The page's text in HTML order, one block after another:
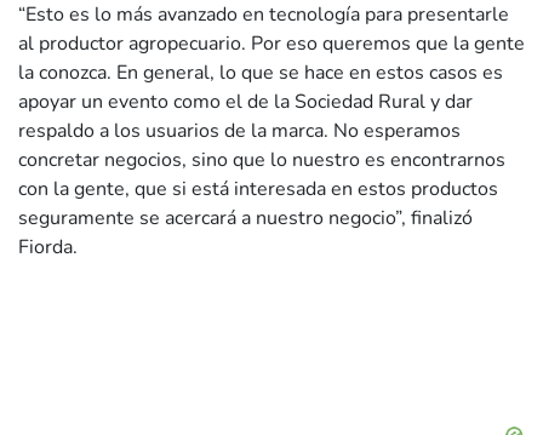
“Esto es lo más avanzado en tecnología para presentarle
al productor agropecuario. Por eso queremos que la gente
la conozca. En general, lo que se hace en estos casos es
apoyar un evento como el de la Sociedad Rural y dar
respaldo a los usuarios de la marca. No esperamos
concretar negocios, sino que lo nuestro es encontrarnos
con la gente, que si está interesada en estos productos
seguramente se acercará a nuestro negocio”, finalizó
Fiorda.